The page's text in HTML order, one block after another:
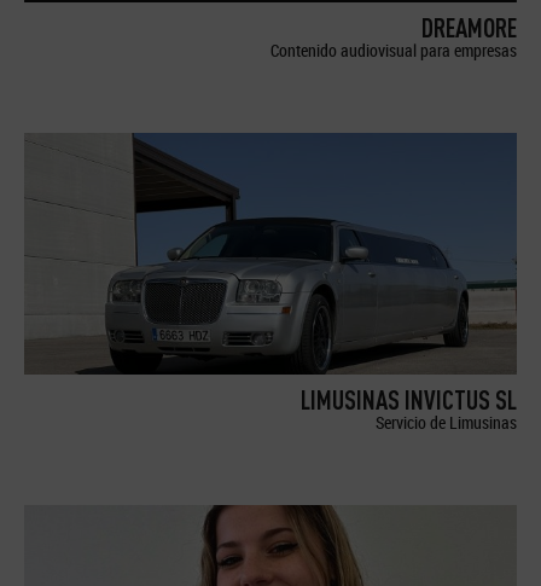
DREAMORE
Contenido audiovisual para empresas
LIMUSINAS INVICTUS SL
Servicio de Limusinas